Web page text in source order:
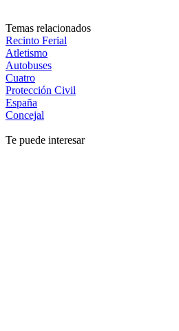
Temas relacionados
Recinto Ferial
Atletismo
Autobuses
Cuatro
Protección Civil
España
Concejal
Te puede interesar